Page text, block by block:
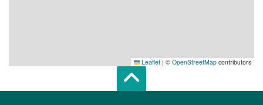
Leaflet | © OpenStreetMap contributors
Scroll top of